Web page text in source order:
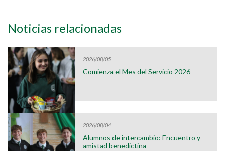
Noticias relacionadas
2026/08/05
Comienza el Mes del Servicio 2026
2026/08/04
Alumnos de intercambio: Encuentro y
amistad benedictina